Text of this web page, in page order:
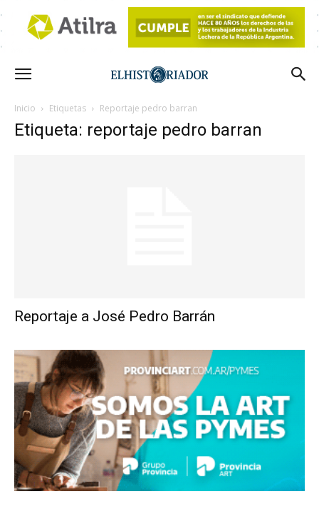
Inicio Etiquetas Reportaje pedro barran
Etiqueta: reportaje pedro barran
Reportaje a José Pedro Barrán